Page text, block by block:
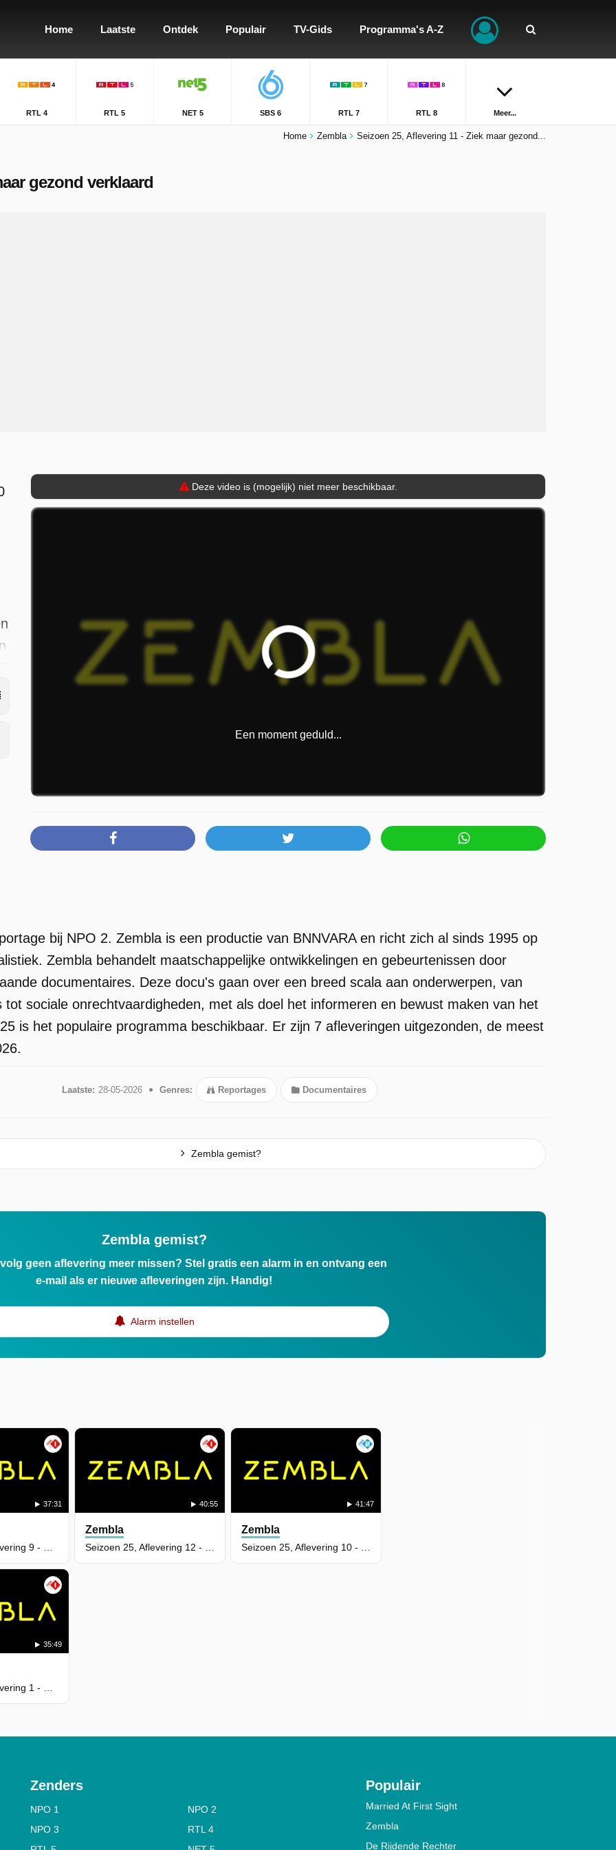
Home Laatste Ontdek Populair TV-Gids Programma's A-Z
RTL 4 RTL 5 NET 5 SBS 6 RTL 7 RTL 8 Meer...
Home Zembla Seizoen 25, Aflevering 11 - Ziek maar gezond...
gezond verklaard
Deze video is (mogelijk) niet meer beschikbaar.
Een moment geduld...
bij NPO 2. Zembla is een productie van BNNVARA en richt zich al sinds 1995 op
Zembla behandelt maatschappelijke ontwikkelingen en gebeurtenissen door
documentaires. Deze docu's gaan over een breed scala aan onderwerpen, van
tot sociale onrechtvaardigheden, met als doel het informeren en bewust maken van het
is het populaire programma beschikbaar. Er zijn 7 afleveringen uitgezonden, de meest
Laatste: 28-05-2026 Genres: Reportages Documentaires
Zembla gemist?
Zembla gemist?
geen aflevering meer missen? Stel gratis een alarm in en ontvang een
e-mail als er nieuwe afleveringen zijn. Handig!
Alarm instellen
37:31
35:49
40:55
Zembla
41:47
Zembla
Zenders
NPO 1
NPO 2
NPO 3
RTL 4
Populair
Married At First Sight
Zembla
De Rijdende Rechter